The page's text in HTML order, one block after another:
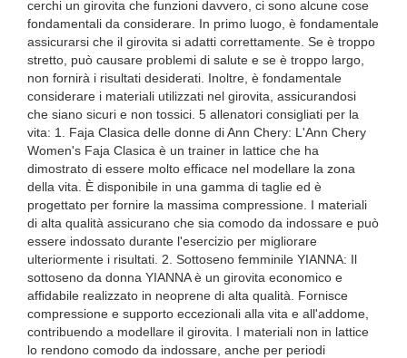
cerchi un girovita che funzioni davvero, ci sono alcune cose
fondamentali da considerare. In primo luogo, è fondamentale
assicurarsi che il girovita si adatti correttamente. Se è troppo
stretto, può causare problemi di salute e se è troppo largo,
non fornirà i risultati desiderati. Inoltre, è fondamentale
considerare i materiali utilizzati nel girovita, assicurandosi
che siano sicuri e non tossici. 5 allenatori consigliati per la
vita: 1. Faja Clasica delle donne di Ann Chery: L'Ann Chery
Women's Faja Clasica è un trainer in lattice che ha
dimostrato di essere molto efficace nel modellare la zona
della vita. È disponibile in una gamma di taglie ed è
progettato per fornire la massima compressione. I materiali
di alta qualità assicurano che sia comodo da indossare e può
essere indossato durante l'esercizio per migliorare
ulteriormente i risultati. 2. Sottoseno femminile YIANNA: Il
sottoseno da donna YIANNA è un girovita economico e
affidabile realizzato in neoprene di alta qualità. Fornisce
compressione e supporto eccezionali alla vita e all'addome,
contribuendo a modellare il girovita. I materiali non in lattice
lo rendono comodo da indossare, anche per periodi